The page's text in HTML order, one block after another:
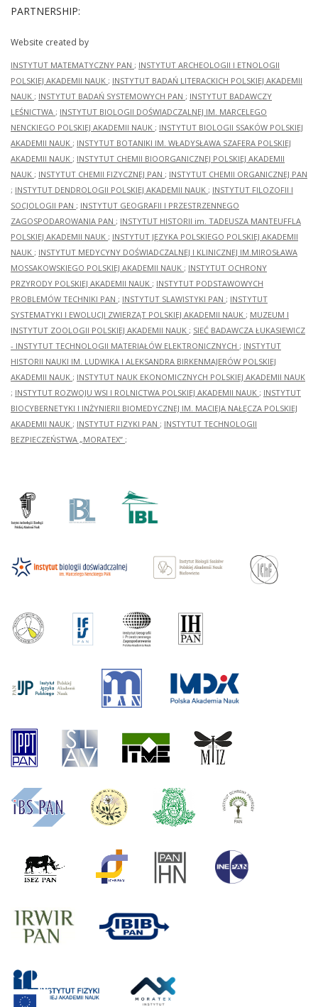
PARTNERSHIP:
Website created by
INSTYTUT MATEMATYCZNY PAN ; INSTYTUT ARCHEOLOGII I ETNOLOGII
POLSKIEJ AKADEMII NAUK ; INSTYTUT BADAŃ LITERACKICH POLSKIEJ AKADEMII
NAUK ; INSTYTUT BADAŃ SYSTEMOWYCH PAN ; INSTYTUT BADAWCZY
LEŚNICTWA ; INSTYTUT BIOLOGII DOŚWIADCZALNEJ IM. MARCELEGO
NENCKIEGO POLSKIEJ AKADEMII NAUK ; INSTYTUT BIOLOGII SSAKÓW POLSKIEJ
AKADEMII NAUK ; INSTYTUT BOTANIKI IM. WŁADYSŁAWA SZAFERA POLSKIEJ
AKADEMII NAUK ; INSTYTUT CHEMII BIOORGANICZNEJ POLSKIEJ AKADEMII
NAUK ; INSTYTUT CHEMII FIZYCZNEJ PAN ; INSTYTUT CHEMII ORGANICZNEJ PAN
; INSTYTUT DENDROLOGII POLSKIEJ AKADEMII NAUK ; INSTYTUT FILOZOFII I
SOCJOLOGII PAN ; INSTYTUT GEOGRAFII I PRZESTRZENNEGO
ZAGOSPODAROWANIA PAN ; INSTYTUT HISTORII im. TADEUSZA MANTEUFFLA
POLSKIEJ AKADEMII NAUK ; INSTYTUT JĘZYKA POLSKIEGO POLSKIEJ AKADEMII
NAUK ; INSTYTUT MEDYCYNY DOŚWIADCZALNEJ I KLINICZNEJ IM.MIROSŁAWA
MOSSAKOWSKIEGO POLSKIEJ AKADEMII NAUK ; INSTYTUT OCHRONY
PRZYRODY POLSKIEJ AKADEMII NAUK ; INSTYTUT PODSTAWOWYCH
PROBLEMÓW TECHNIKI PAN ; INSTYTUT SLAWISTYKI PAN ; INSTYTUT
SYSTEMATYKI I EWOLUCJI ZWIERZĄT POLSKIEJ AKADEMII NAUK ; MUZEUM I
INSTYTUT ZOOLOGII POLSKIEJ AKADEMII NAUK ; SIEĆ BADAWCZA ŁUKASIEWICZ
- INSTYTUT TECHNOLOGII MATERIAŁÓW ELEKTRONICZNYCH ; INSTYTUT
HISTORII NAUKI IM. LUDWIKA I ALEKSANDRA BIRKENMAJERÓW POLSKIEJ
AKADEMII NAUK ; INSTYTUT NAUK EKONOMICZNYCH POLSKIEJ AKADEMII NAUK
; INSTYTUT ROZWOJU WSI I ROLNICTWA POLSKIEJ AKADEMII NAUK ; INSTYTUT
BIOCYBERNETYKI I INŻYNIERII BIOMEDYCZNEJ IM. MACIEJA NAŁĘCZA POLSKIEJ
AKADEMII NAUK ; INSTYTUT FIZYKI PAN ; INSTYTUT TECHNOLOGII
BEZPIECZEŃSTWA „MORATEX” ;